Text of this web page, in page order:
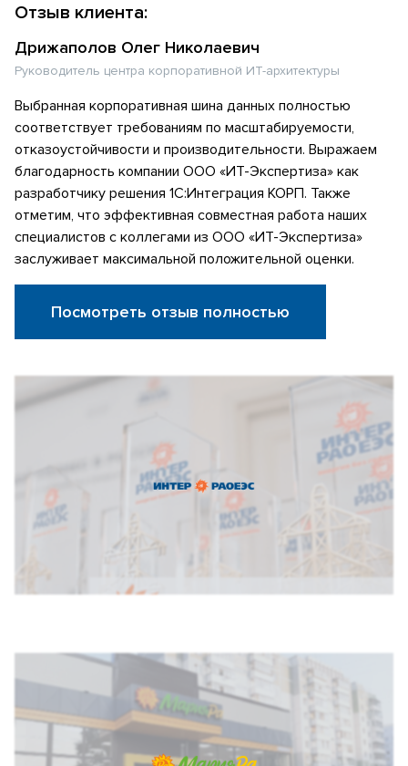
Отзыв клиента:
Дрижаполов Олег Николаевич
Руководитель центра корпоративной ИТ-архитектуры
Выбранная корпоративная шина данных полностью
соответствует требованиям по масштабируемости,
отказоустойчивости и производительности. Выражаем
благодарность компании ООО «ИТ-Экспертиза» как
разработчику решения 1С:Интеграция КОРП. Также
отметим, что эффективная совместная работа наших
специалистов с коллегами из ООО «ИТ-Экспертиза»
заслуживает максимальной положительной оценки.
Посмотреть отзыв полностью